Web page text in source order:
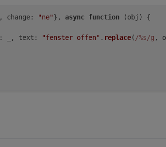
, change: "ne"}, async function (obj ) {
: _, text : "fenster offen" . replace( /%s/g ,